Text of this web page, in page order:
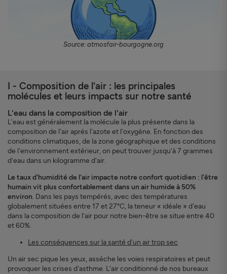
Source: atmosfair-bourgogne.org
I - Composition de l'air : les principales
molécules et leurs impacts sur notre santé
L'eau dans la composition de l'air
L'eau est généralement la molécule la plus présente dans la
composition de l'air après l'azote et l'oxygène. En fonction des
conditions climatiques, de la zone géographique et des conditions
de l'environnement extérieur, on peut trouver jusqu'à 7 grammes
d'eau dans un kilogramme d'air.
Le taux d'humidité de l'air impacte notre confort quotidien : l'être
humain vit plus confortablement dans un air humide à 50%
environ. Dans les pays tempérés, avec des températures
globalement situées entre 17 et 27°C, la teneur « idéale » d'eau
dans la composition de l'air pour notre bien-être se situe entre 40
et 60%.
Les conséquences sur la santé d'un air trop sec
Un air sec pique les yeux, assèche les voies respiratoires et peut
provoquer les crises d'asthme. L'air conditionné de nos bureaux